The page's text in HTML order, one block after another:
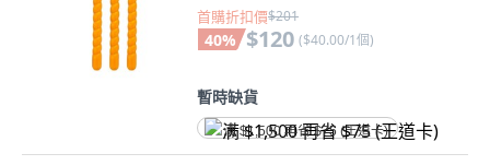
首購折扣價$201
40% $120 ($40.00/1個)
暫時缺貨
满 $1,500 再省 $75 (王道卡)